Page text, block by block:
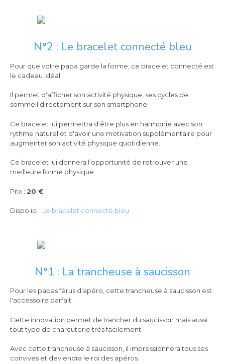
N°2 : Le bracelet connecté bleu
Pour que votre papa garde la forme, ce bracelet connecté est
le cadeau idéal.
Il permet d'afficher son activité physique, ses cycles de
sommeil directement sur son smartphone.
Ce bracelet lui permettra d'être plus en harmonie avec son
rythme naturel et d'avoir une motivation supplémentaire pour
augmenter son activité physique quotidienne.
Ce bracelet lui donnera l’opportunité de retrouver une
meilleure forme physique.
Prix : 20 €
Dispo ici : Le bracelet connecté bleu
N°1 : La trancheuse à saucisson
Pour les papas férus d'apéro, cette trancheuse à saucisson est
l'accessoire parfait.
Cette innovation permet de trancher du saucisson mais aussi
tout type de charcuterie très facilement.
Avec cette trancheuse à saucisson, il impressionnera tous ses
convives et deviendra le roi des apéros.